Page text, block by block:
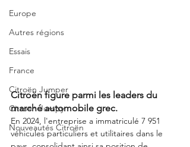
Europe
Autres régions
Essais
France
Citroën Jumper
Citroën Jumpy
Nouveautés Citroën
Citroën figure parmi les leaders du
marché automobile grec.
En 2024, l'entreprise a immatriculé 7 951
véhicules particuliers et utilitaires dans le